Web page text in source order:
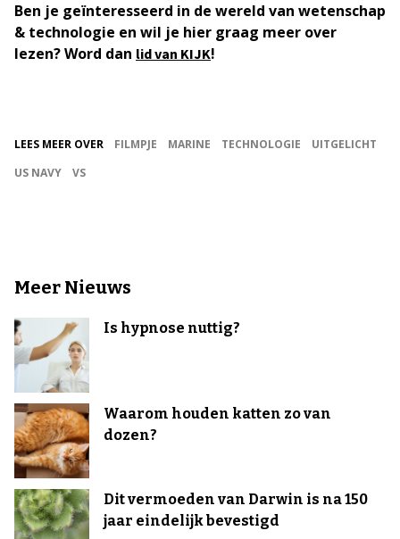
Ben je geïnteresseerd in de wereld van wetenschap
& technologie en wil je hier graag meer over
lezen? Word dan lid van KIJK!
LEES MEER OVER FILMPJE MARINE TECHNOLOGIE
UITGELICHT
US NAVY
VS
Meer Nieuws
Is hypnose nuttig?
Waarom houden katten zo van
dozen?
Dit vermoeden van Darwin is na 150
jaar eindelijk bevestigd